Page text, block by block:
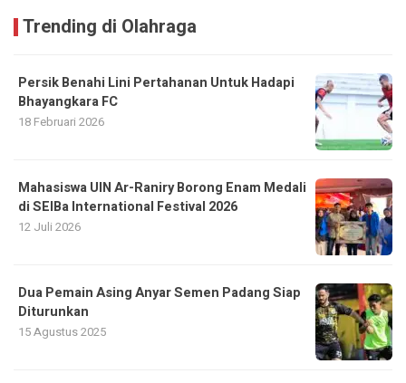
Trending di Olahraga
Persik Benahi Lini Pertahanan Untuk Hadapi
Bhayangkara FC
18 Februari 2026
Mahasiswa UIN Ar-Raniry Borong Enam Medali
di SEIBa International Festival 2026
12 Juli 2026
Dua Pemain Asing Anyar Semen Padang Siap
Diturunkan
15 Agustus 2025